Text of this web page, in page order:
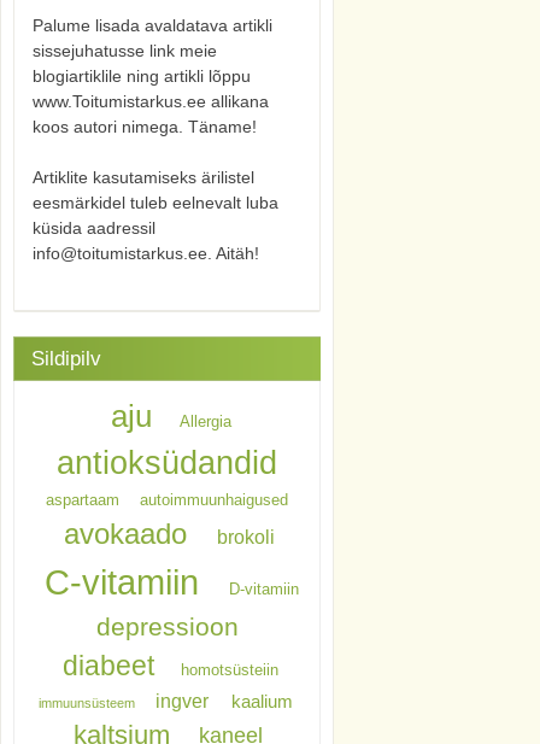
Palume lisada avaldatava artikli
sissejuhatusse link meie
blogiartiklile ning artikli lõppu
www.Toitumistarkus.ee allikana
koos autori nimega. Täname!
Artiklite kasutamiseks ärilistel
eesmärkidel tuleb eelnevalt luba
küsida aadressil
info@toitumistarkus.ee. Aitäh!
Sildipilv
aju Allergia
antioksüdandid
aspartaam autoimmuunhaigused
avokaado brokoli
C-vitamiin D-vitamiin
depressioon
diabeet homotsüsteiin
immuunsüsteem ingver kaalium
kaltsium kaneel